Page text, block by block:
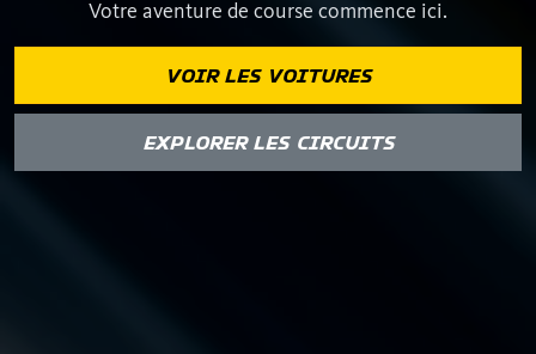
Votre aventure de course commence ici.
VOIR LES VOITURES
EXPLORER LES CIRCUITS